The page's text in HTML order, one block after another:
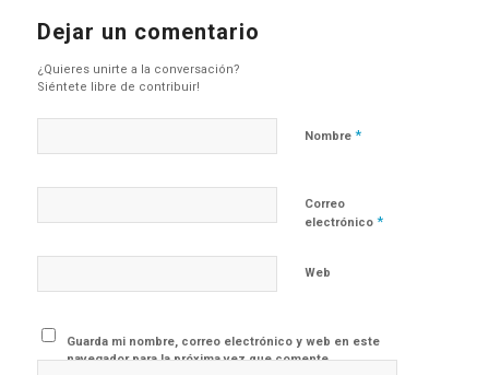
Dejar un comentario
¿Quieres unirte a la conversación?
Siéntete libre de contribuir!
Nombre *
Correo
electrónico *
Web
Guarda mi nombre, correo electrónico y web en este
navegador para la próxima vez que comente.